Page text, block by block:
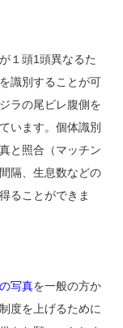
１頭1頭異なるた
識別することが可
ラの尾ビレ腹側を
います。個体識別
と照合（マッチン
隔、生息数などの
ることができま
写真を一般の方か
度を上げるために